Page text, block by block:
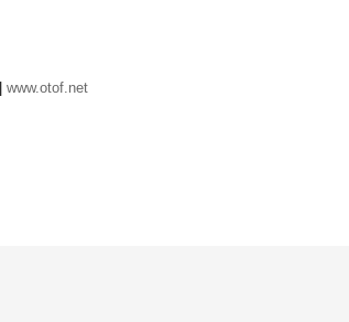
www.otof.net